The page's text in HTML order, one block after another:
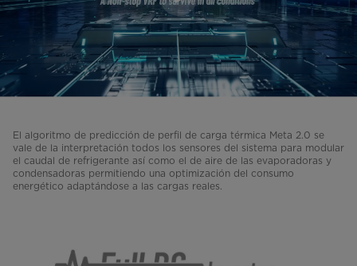
El algoritmo de predicción de perfil de carga térmica Meta 2.0 se
vale de la interpretación todos los sensores del sistema para modular
el caudal de refrigerante así como el de aire de las evaporadoras y
condensadoras permitiendo una optimización del consumo
energético adaptándose a las cargas reales.